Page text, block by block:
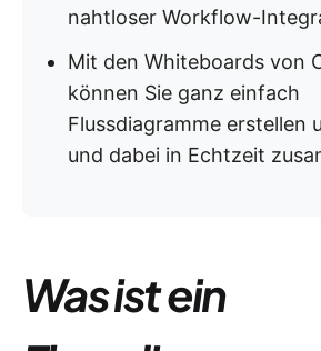
nahtloser Workflow-
Mit den Whiteboards von
können Sie ganz einfach
Flussdiagramme erstellen
und dabei in Echtzeit
Was ist ein